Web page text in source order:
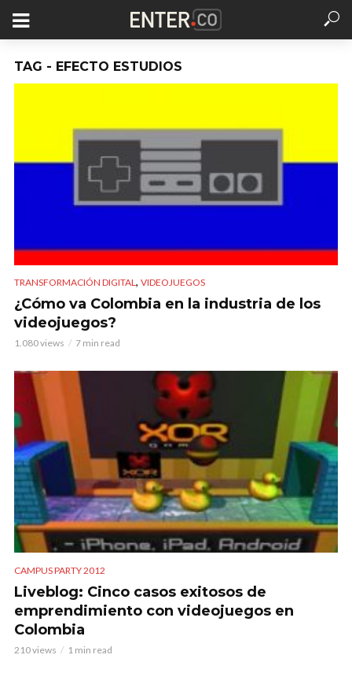
TAG - EFECTO ESTUDIOS
TRANSFORMACIÓN DIGITAL, VIDEOJUEGOS
¿Cómo va Colombia en la industria de los
videojuegos?
1.080 views 7 min read
CAMPUS PARTY 2012
Liveblog: Cinco casos exitosos de
emprendimiento con videojuegos en
Colombia
210 views 1 min read